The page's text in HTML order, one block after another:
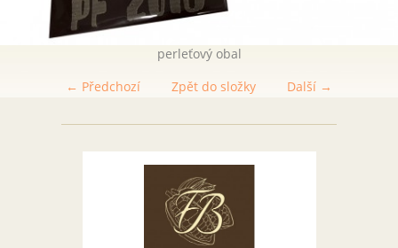
perleťový obal
← Předchozí
Další →
Zpět do složky